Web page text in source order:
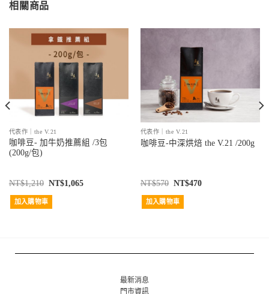
相關商品
代表作｜the V.21
咖啡豆- 加牛奶推薦組 /3包
(200g/包)
NT$1,210 NT$1,065
加入購物車
代表作｜the V.21
咖啡豆-中深烘焙 the V.21 /200g
NT$570 NT$470
加入購物車
最新消息
門市資訊